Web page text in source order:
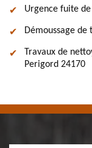
Urgence fuite
Démoussage de
Travaux de
Perigord 24170